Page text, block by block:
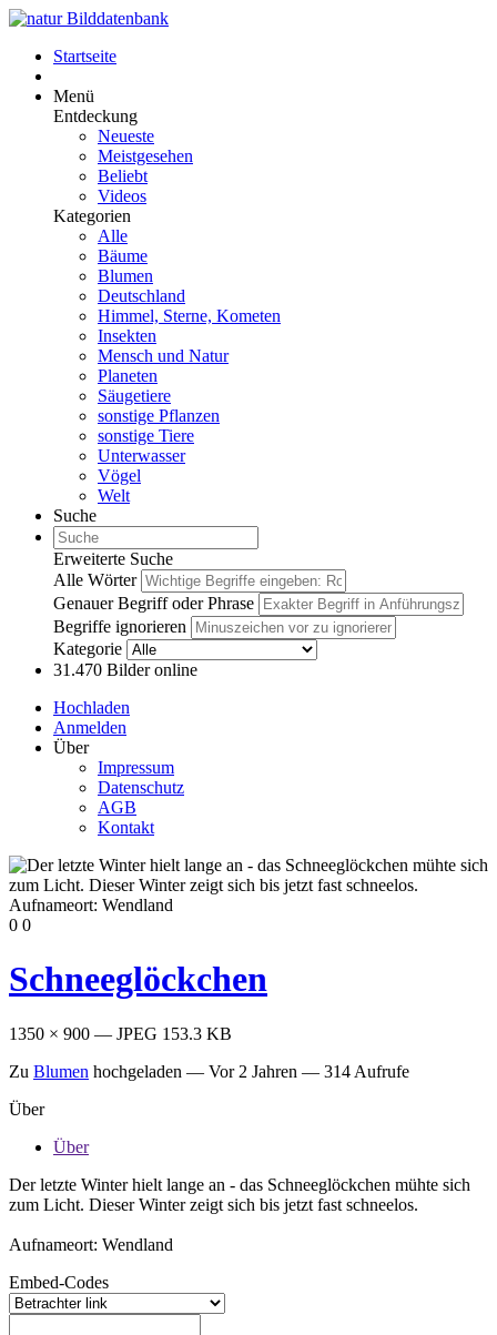
Startseite
Menü
Entdeckung
Neueste
Meistgesehen
Beliebt
Videos
Kategorien
Alle
Bäume
Blumen
Deutschland
Himmel, Sterne, Kometen
Insekten
Mensch und Natur
Planeten
Säugetiere
sonstige Pflanzen
sonstige Tiere
Unterwasser
Vögel
Welt
Suche
Erweiterte Suche
Alle Wörter
Genauer Begriff oder Phrase
Begriffe ignorieren
Kategorie
31.470 Bilder online
Hochladen
Anmelden
Über
Impressum
Datenschutz
AGB
Kontakt
0 0
Schneeglöckchen
1350 × 900 — JPEG 153.3 KB
Zu Blumen hochgeladen — Vor 2 Jahren — 314 Aufrufe
Über
Über
Der letzte Winter hielt lange an - das Schneeglöckchen mühte sich
zum Licht. Dieser Winter zeigt sich bis jetzt fast schneelos.
Aufnameort: Wendland
Embed-Codes